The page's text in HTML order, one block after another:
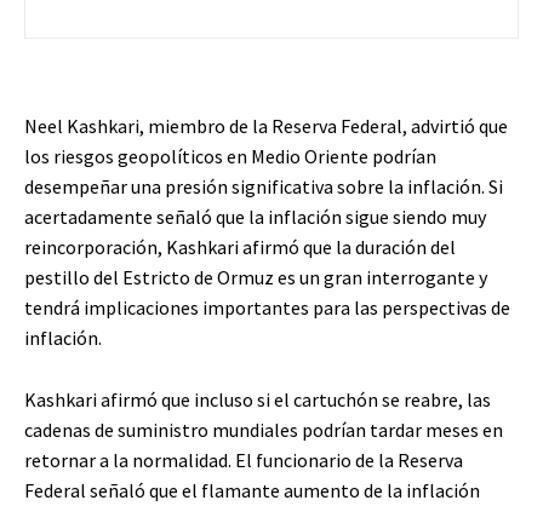
Neel Kashkari, miembro de la Reserva Federal, advirtió que
los riesgos geopolíticos en Medio Oriente podrían
desempeñar una presión significativa sobre la inflación. Si
acertadamente señaló que la inflación sigue siendo muy
reincorporación, Kashkari afirmó que la duración del
pestillo del Estricto de Ormuz es un gran interrogante y
tendrá implicaciones importantes para las perspectivas de
inflación.
Kashkari afirmó que incluso si el cartuchón se reabre, las
cadenas de suministro mundiales podrían tardar meses en
retornar a la normalidad. El funcionario de la Reserva
Federal señaló que el flamante aumento de la inflación